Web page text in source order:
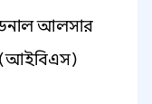
আলসার
(আইবিএস)